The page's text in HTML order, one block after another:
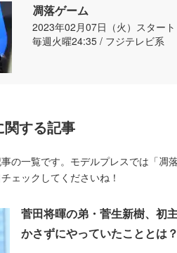
凋落ゲーム
2023年02月07日（火）スタート
毎週火曜24:35 / フジテレビ系
関する記事
事の一覧です。モデルプレスでは「
ェックしてくださいね！
菅田将暉の弟・菅生新樹、初
かさずにやっていたこととは